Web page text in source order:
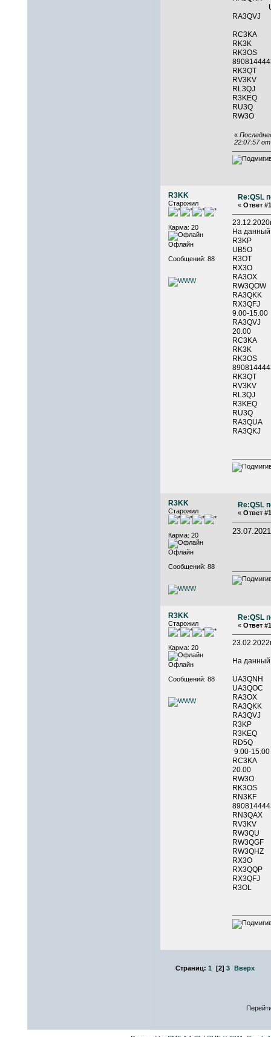
RK3K
RK3QT
RL3QJ
R3KEQ
RU3Q
RW3O
«
22:07:57
R3KK
Старожил
Карма: 20
Офлайн
Сообщений: 88
Re:QSL
« Ответ
На
R3KP
UB5O
R3OT
RX3O
RA3OX
9.00-15.00
RK3K
RK3QT
RL3QJ
R3KEQ
RU3Q
R3KK
Старожил
Карма: 20
Офлайн
Сообщений: 88
Re:QSL
« Ответ
R3KK
Старожил
Карма: 20
Офлайн
Сообщений: 88
Re:QSL
« Ответ
На
RA3OX
R3KP
R3KEQ
RD5Q
9.00-15.00
20.00
RW3O
RK3OS
RW3QU
RX3O
R3OL
Страниц: 1 [2] 3 Вверх